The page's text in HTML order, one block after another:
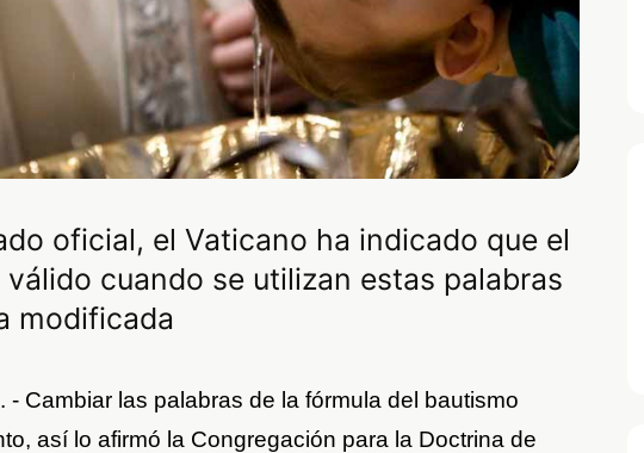
oficial, el Vaticano ha indicado que el
cuando se utilizan estas palabras
modificada
- Cambiar las palabras de la fórmula del bautismo
así lo afirmó la Congregación para la Doctrina de